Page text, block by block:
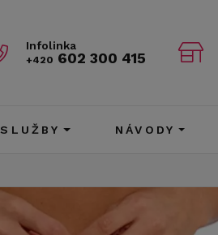
Infolinka
+420 602 300 415
SLUŽBY NÁVODY